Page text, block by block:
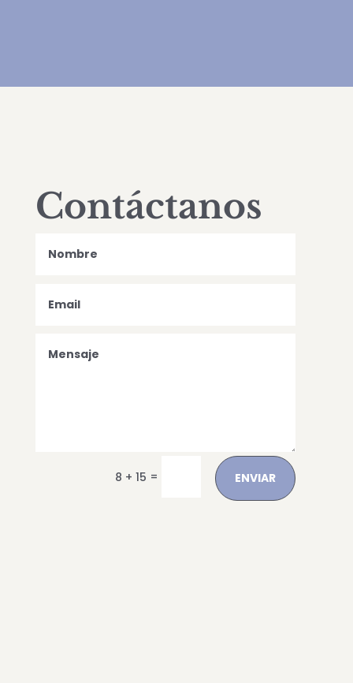
Contáctanos
8 + 15 = ENVIAR